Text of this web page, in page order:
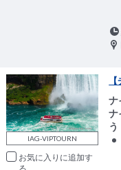
IAG-VIPTOURN
お気に入りに追加
ナ
ナ
う